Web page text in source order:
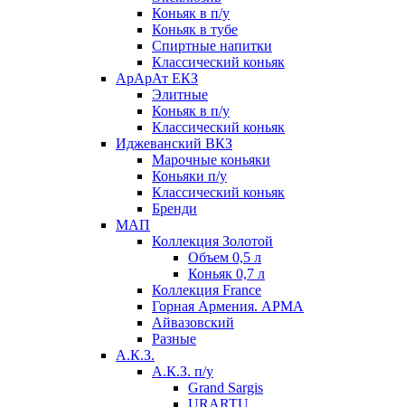
Коньяк в п/у
Коньяк в тубе
Спиртные напитки
Классический коньяк
АрАрАт ЕКЗ
Элитные
Коньяк в п/у
Классический коньяк
Иджеванский ВКЗ
Марочные коньяки
Коньяки п/у
Классический коньяк
Бренди
МАП
Коллекция Золотой
Объем 0,5 л
Коньяк 0,7 л
Коллекция France
Горная Армения. АРМА
Айвазовский
Разные
А.К.З.
А.К.З. п/у
Grand Sargis
URARTU